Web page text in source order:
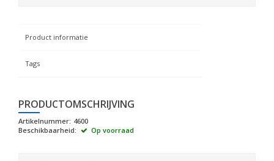
Product informatie
Tags
PRODUCTOMSCHRIJVING
Artikelnummer: 4600
Beschikbaarheid:
Op voorraad